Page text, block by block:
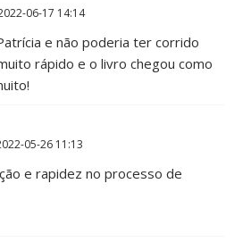
06-17 14:14
e não poderia ter corrido
rápido e o livro chegou como
05-26 11:13
e rapidez no processo de